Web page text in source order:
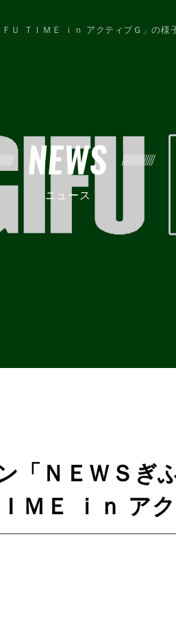
NEWS
ニュース
Ｕ ＴＩＭＥ ｉｎ アクティブＧ」の様
「ＮＥＷＳぎ
ＭＥ ｉｎ ア